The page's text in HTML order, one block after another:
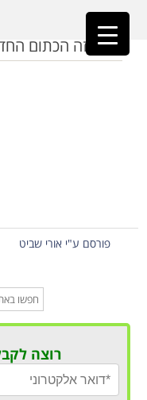
ראשי»אגוזי מקדמיה
כתום זה הכתום
פורסם ע"י אורי שביט
רוצה